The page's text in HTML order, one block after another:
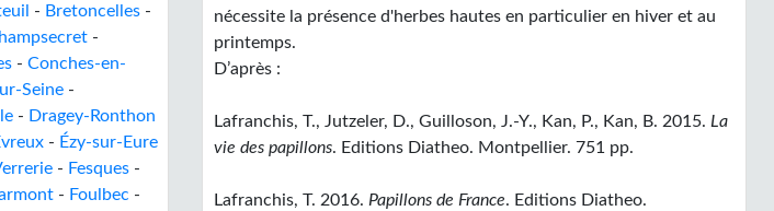
- Bretoncelles -
-
- Conches-en-
Seine -
- Dragey-Ronthon
- Ézy-sur-Eure
- Fesques -
- Foulbec -
nécessite la présence d'herbes hautes en particulier en hiver et au
printemps.
D’après :
Lafranchis, T., Jutzeler, D., Guilloson, J.-Y., Kan, P., Kan, B. 2015. La
vie des papillons. Editions Diatheo. Montpellier. 751 pp.
Lafranchis, T. 2016. Papillons de France. Editions Diatheo.